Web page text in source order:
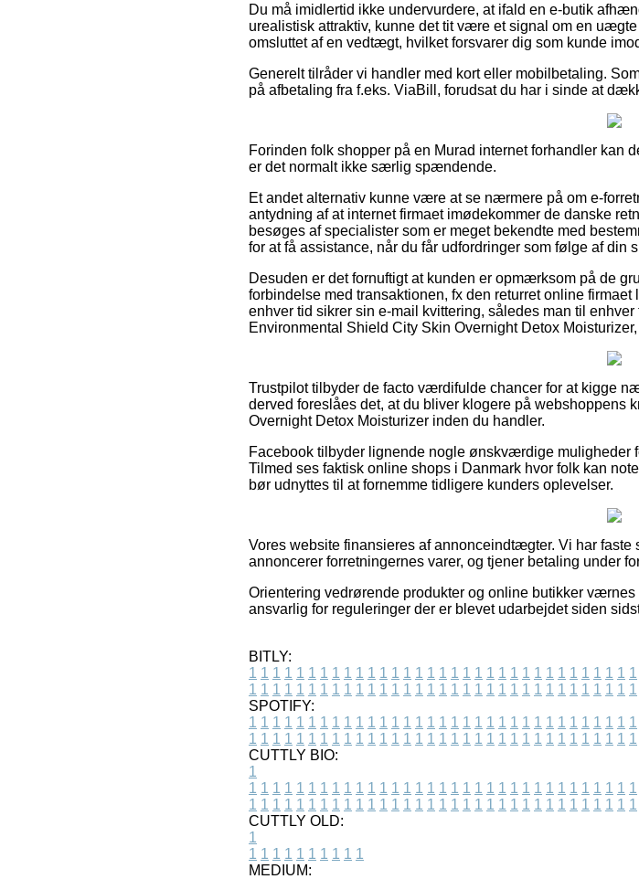
Du må imidlertid ikke undervurdere, at ifald en e-butik
urealistisk attraktiv, kunne det tit være et signal om en
omsluttet af en vedtægt, hvilket forsvarer dig som kunde
Generelt tilråder vi handler med kort eller mobilbetaling.
på afbetaling fra f.eks. ViaBill, forudsat du har i sinde at
Forinden folk shopper på en Murad internet forhandler kan
er det normalt ikke særlig spændende.
Et andet alternativ kunne være at se nærmere på om e-
antydning af at internet firmaet imødekommer de danske
besøges af specialister som er meget bekendte med
for at få assistance, når du får udfordringer som følge af din
Desuden er det fornuftigt at kunden er opmærksom på de
forbindelse med transaktionen, fx den returret online firmaet
enhver tid sikrer sin e-mail kvittering, således man til
Environmental Shield City Skin Overnight Detox
Trustpilot tilbyder de facto værdifulde chancer for at kigge
derved foreslåes det, at du bliver klogere på webshoppens
Overnight Detox Moisturizer inden du handler.
Facebook tilbyder lignende nogle ønskværdige muligheder
Tilmed ses faktisk online shops i Danmark hvor folk kan
bør udnyttes til at fornemme tidligere kunders oplevelser.
Vores website finansieres af annonceindtægter. Vi har
annoncerer forretningernes varer, og tjener betaling under
Orientering vedrørende produkter og online butikker
ansvarlig for reguleringer der er blevet udarbejdet siden
BITLY:
1 1 1 1 1 1 1 1 1 1 1 1 1 1 1 1 1 1 1 1 1 1 1 1 1 1 1 1 1 1 1 1 1
1 1 1 1 1 1 1 1 1 1 1 1 1 1 1 1 1 1 1 1 1 1 1 1 1 1 1 1 1 1 1 1 1
SPOTIFY:
1 1 1 1 1 1 1 1 1 1 1 1 1 1 1 1 1 1 1 1 1 1 1 1 1 1 1 1 1 1 1 1 1
1 1 1 1 1 1 1 1 1 1 1 1 1 1 1 1 1 1 1 1 1 1 1 1 1 1 1 1 1 1 1 1 1
CUTTLY BIO:
1
1 1 1 1 1 1 1 1 1 1 1 1 1 1 1 1 1 1 1 1 1 1 1 1 1 1 1 1 1 1 1 1 1
1 1 1 1 1 1 1 1 1 1 1 1 1 1 1 1 1 1 1 1 1 1 1 1 1 1 1 1 1 1 1 1 1
CUTTLY OLD:
1
1 1 1 1 1 1 1 1 1 1
MEDIUM: